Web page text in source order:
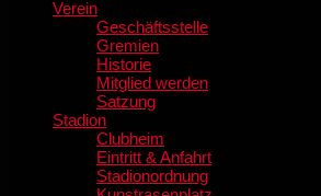
Verein
Geschäftsstelle
Gremien
Historie
Mitglied werden
Satzung
Stadion
Clubheim
Eintritt & Anfahrt
Stadionordnung